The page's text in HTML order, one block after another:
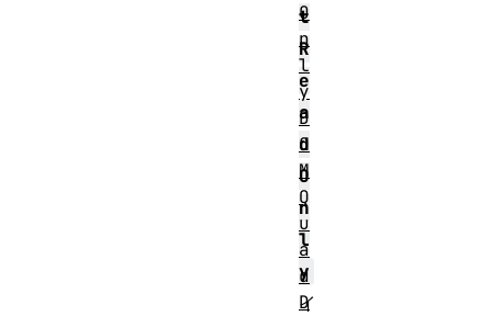
t
R
e
a
d
O
n
l
y
イ
O
n
l
y
D
O
M
Q
u
a
d
D